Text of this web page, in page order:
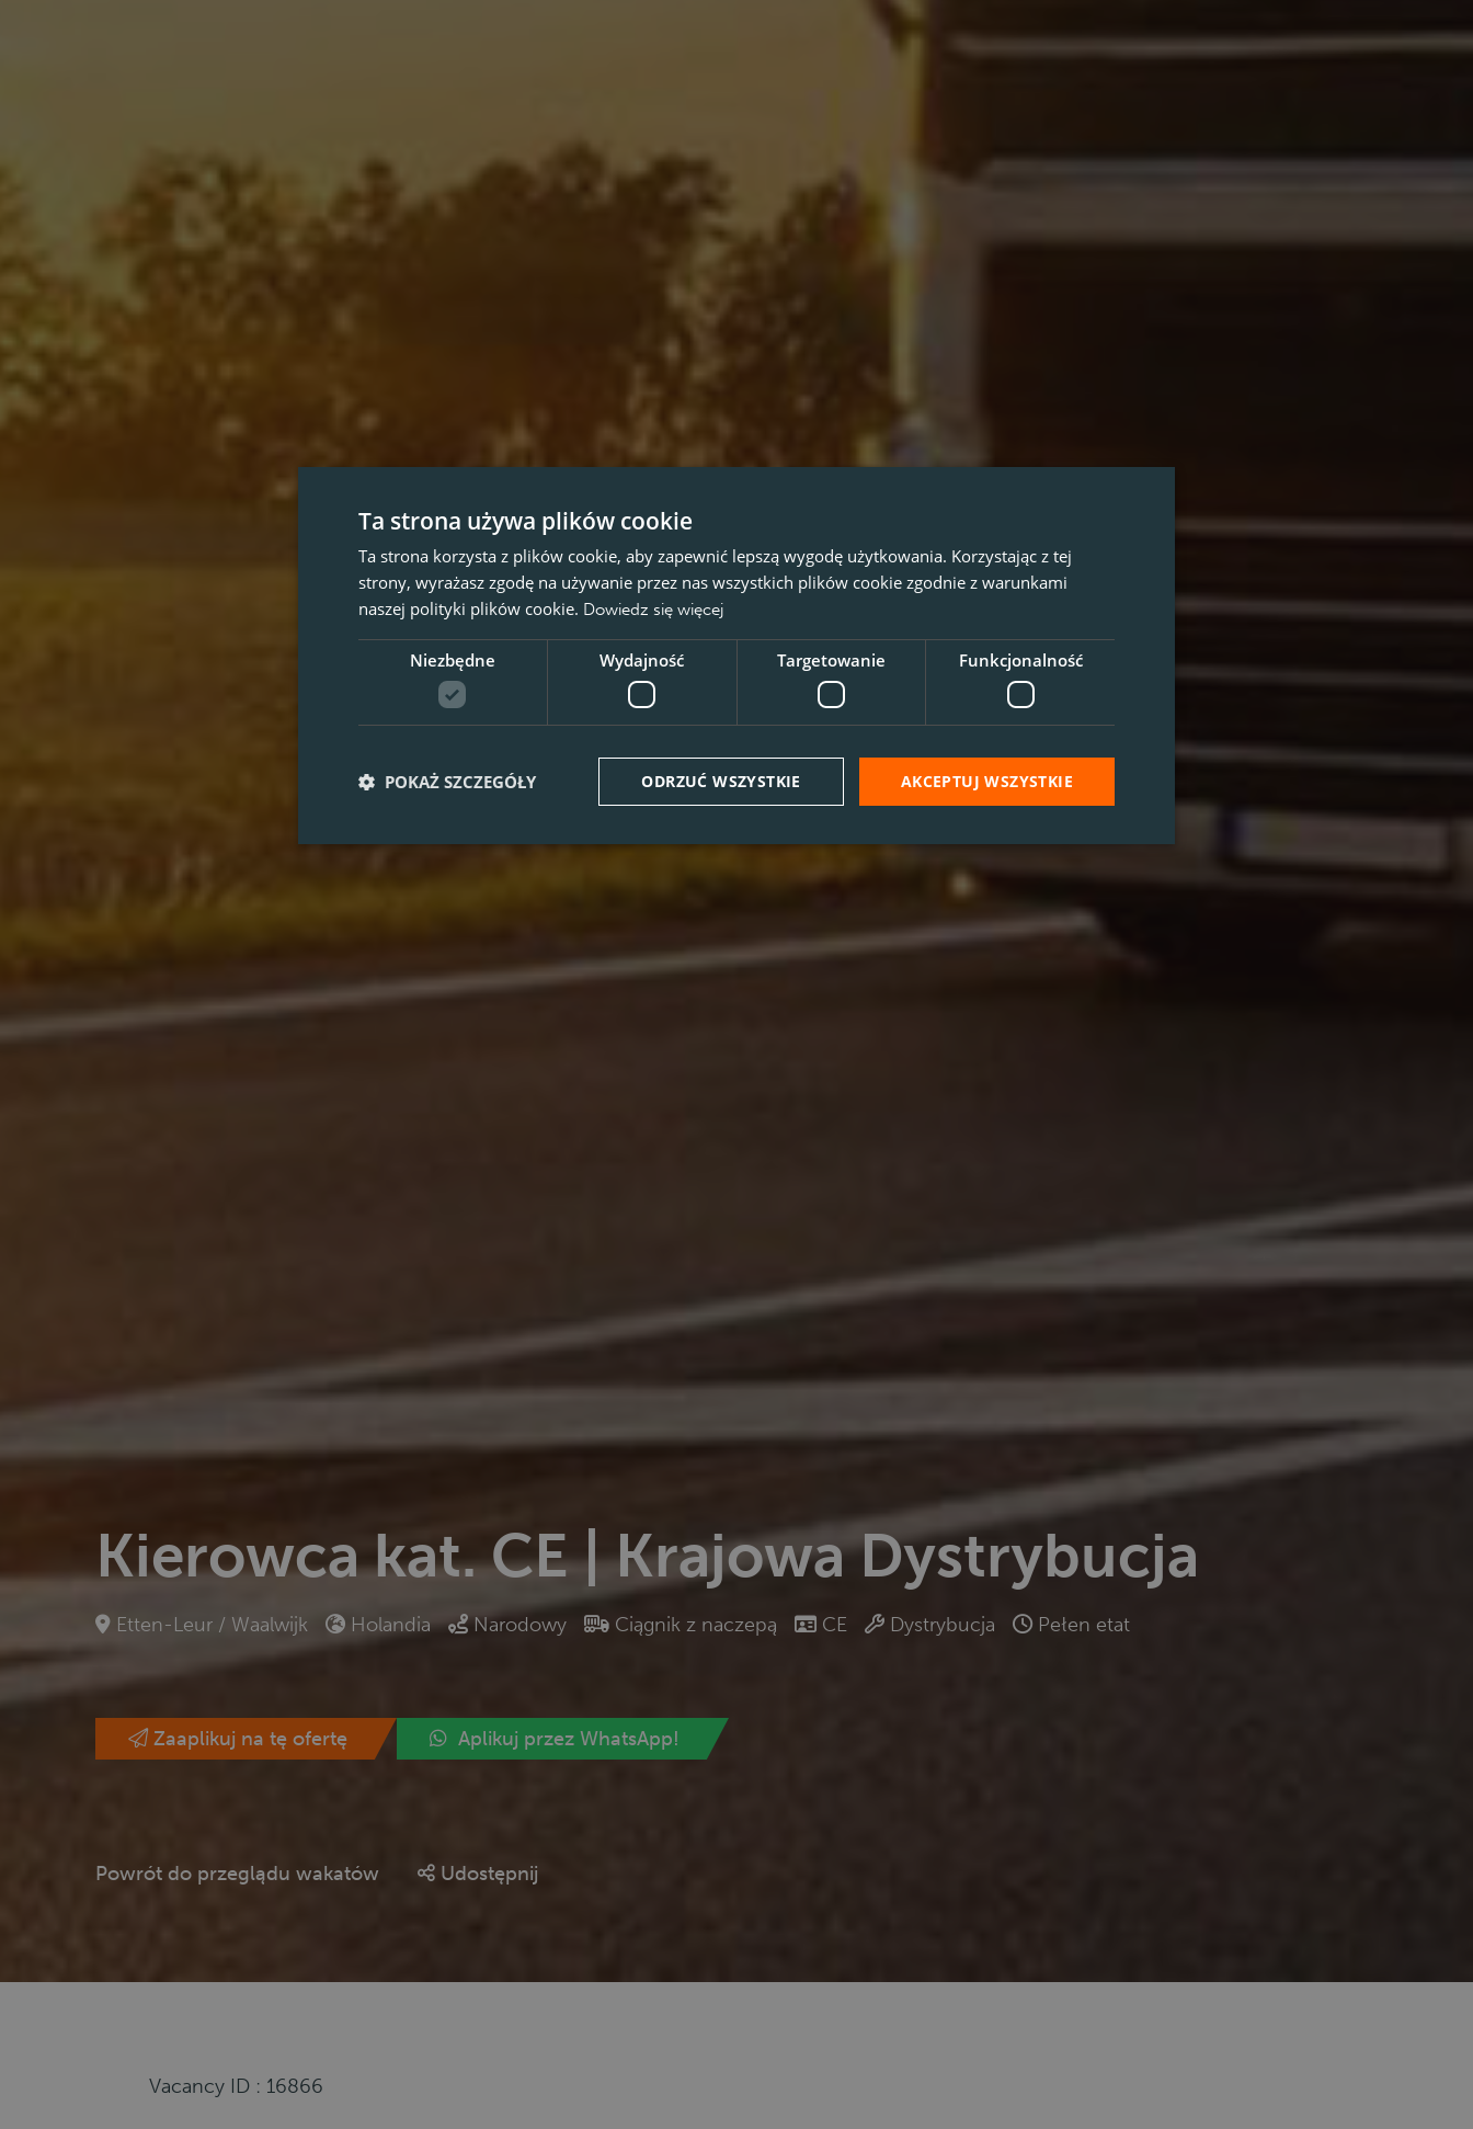
Kierowca kat. CE | Krajowa Dystrybucja
Etten-Leur / Waalwijk Holandia Narodowy Ciągnik z naczepą CE Dystrybucja Pełen etat
Zaaplikuj na tę ofertę Aplikuj przez WhatsApp!
Powrót do przeglądu wakatów Udostępnij
Vacancy ID : 16866
Ta strona używa plików cookie
Ta strona korzysta z plików cookie, aby zapewnić lepszą wygodę użytkowania. Korzystając z tej
strony, wyrażasz zgodę na używanie przez nas wszystkich plików cookie zgodnie z warunkami
naszej polityki plików cookie. Dowiedz się więcej
Niezbędne Wydajność Targetowanie Funkcjonalność
AKCEPTUJ WSZYSTKIE
ODRZUĆ WSZYSTKIE
POKAŻ SZCZEGÓŁY